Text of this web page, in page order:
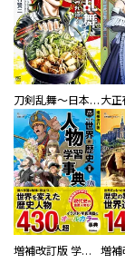
刀剣乱舞～日本号つれづれ酒～
増補改訂版 学研まんが NEW世界の歴史 別巻 人物学習事典